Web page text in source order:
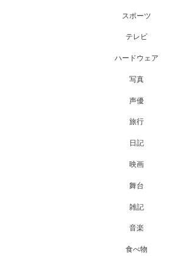
スポーツ
テレビ
ハードウェア
写真
声優
旅行
日記
映画
舞台
雑記
音楽
食べ物